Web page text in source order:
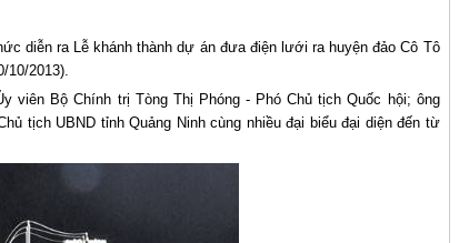
diễn ra Lễ khánh thành dự án đưa điện lưới ra huyện đảo Cô Tô
10/2013).
viên Bộ Chính trị Tòng Thị Phóng - Phó Chủ tịch Quốc hội; ông
tịch UBND tỉnh Quảng Ninh cùng nhiều đại biểu đại diện đến từ